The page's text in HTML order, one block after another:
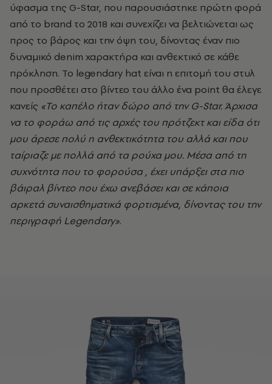
ύφασμα της G-Star, που παρουσιάστηκε πρώτη φορά
από το brand το 2018 και συνεχίζει να βελτιώνεται ως
προς το βάρος και την όψη του, δίνοντας έναν πιο
δυναμικό denim χαρακτήρα και ανθεκτικό σε κάθε
πρόκληση. Το legendary hat είναι η επιτομή του στυλ
που προσθέτει στο βίντεο του άλλο ένα point θα έλεγε
κανείς «Το καπέλο ήταν δώρο από την G-Star. Άρχισα
να το φοράω από τις αρχές του πρότζεκτ και είδα ότι
μου άρεσε πολύ η ανθεκτικότητα του αλλά και που
ταίριαζε με πολλά από τα ρούχα μου. Μέσα από τη
συχνότητα που το φορούσα , έχει υπάρξει στα πιο
βάιραλ βίντεο που έχω ανεβάσει και σε κάποια
αρκετά συναισθηματικά φορτισμένα, δίνοντας του την
περιγραφή Legendary».